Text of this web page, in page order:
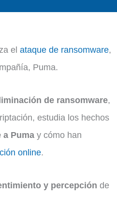
el ataque de ransomware,
Puma.
de ransomware,
estudia los hechos
a Puma y cómo han
online.
y percepción de